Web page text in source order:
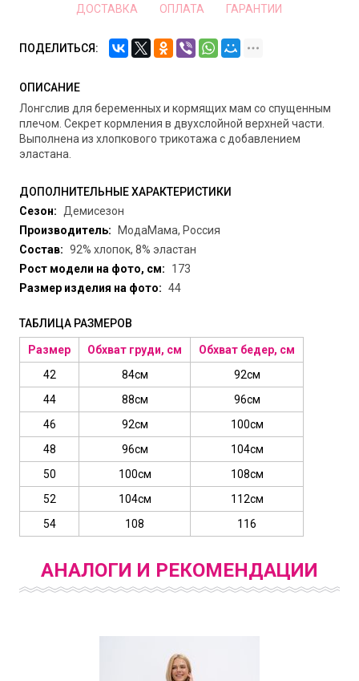
ДОСТАВКА ОПЛАТА ГАРАНТИИ
ПОДЕЛИТЬСЯ:
ОПИСАНИЕ
Лонгслив для беременных и кормящих мам со спущенным
плечом. Секрет кормления в двухслойной верхней части.
Выполнена из хлопкового трикотажа с добавлением
эластана.
ДОПОЛНИТЕЛЬНЫЕ ХАРАКТЕРИСТИКИ
Сезон:
Демисезон
Производитель:
МодаМама, Россия
Состав: 92% хлопок, 8% эластан
Рост модели на фото, см:
173
Размер изделия на фото: 44
ТАБЛИЦА РАЗМЕРОВ
Размер Обхват груди, см
Обхват бедер, см
42
84см
92см
44
88см
96см
46
92см
100см
48
96см
104см
50
100см
108см
52
104см
112см
54
108 116
АНАЛОГИ И РЕКОМЕНДАЦИИ